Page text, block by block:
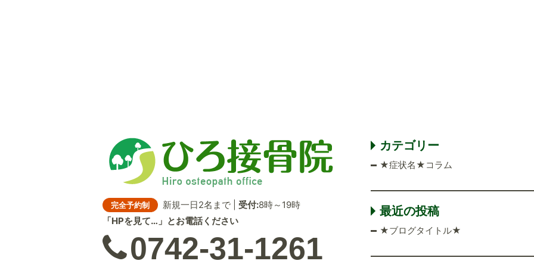
カテゴリー
★症状名★コラム
最近の投稿
★ブログタイトル★
完全予約制 新規一日2名まで | 受付:8時～19時
「HPを見て…」とお電話ください
0742-31-1261